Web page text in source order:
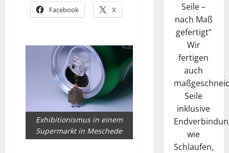
Facebook X
Exhibitionismus in einem
Supermarkt in Meschede
Seile –
nach Maß
gefertigt”
Wir
fertigen
auch
Seile
inklusive
wie
Schlaufen,